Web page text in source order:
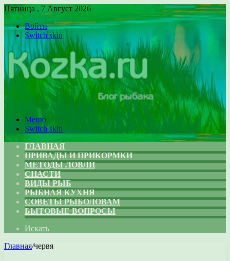
Пятница , 7 Август 2026
Войти
Switch skin
Меню
Switch skin
ГЛАВНАЯ
ПРИВАДЫ И ПРИКОРМКИ
МЕТОДЫ ЛОВЛИ
СНАСТИ
ВИДЫ РЫБ
РЫБНАЯ КУХНЯ
СОВЕТЫ РЫБОЛОВАМ
БЫТОВЫЕ ВОПРОСЫ
Искать
Главная/червя